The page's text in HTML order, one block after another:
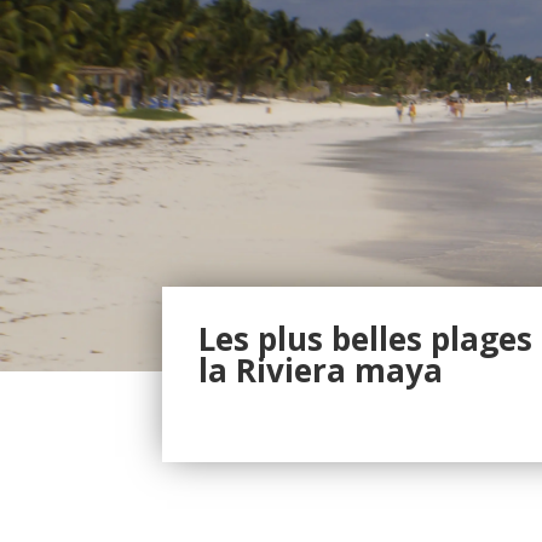
Les plus belles plages
la Riviera maya